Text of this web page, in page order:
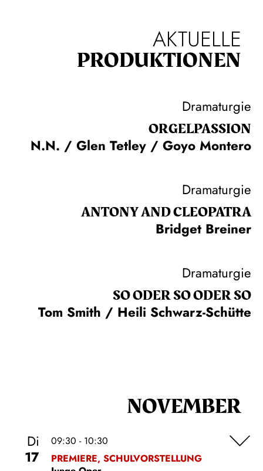
AKTUELLE
PRODUKTIONEN
Dramaturgie
ORGEL­PASSION
N.N. / Glen Tetley / Goyo Montero
Dramaturgie
ANTONY AND CLEOPATRA
Bridget Breiner
Dramaturgie
SO ODER SO ODER SO
Tom Smith / Heili Schwarz-Schütte
NOVEMBER
Di
17
09:30 - 10:30
PREMIERE, SCHULVORSTELLUNG